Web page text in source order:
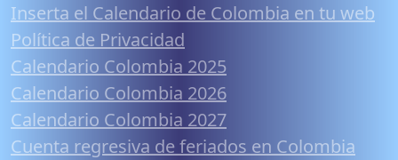
Inserta el Calendario de Colombia en tu web
Política de Privacidad
Calendario Colombia 2025
Calendario Colombia 2026
Calendario Colombia 2027
Cuenta regresiva de feriados en Colombia